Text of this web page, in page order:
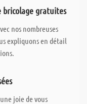
bricolage gratuites
nos nombreuses
expliquons en détail
joie de vous